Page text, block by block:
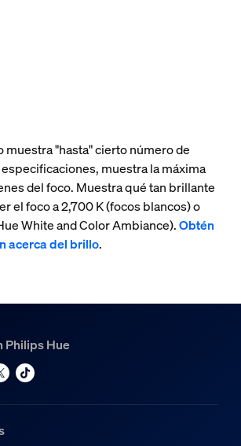
muestra "hasta" cierto número de
muestra la máxima
del foco. Muestra qué tan brillante
el foco a 2,700 K (focos blancos) o
White and Color Ambiance).Obtén
acerca del brillo.
Philips Hue